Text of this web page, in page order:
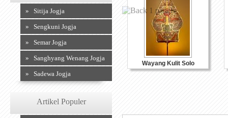
» Sitija Jogja
» Sengkuni Jogja
» Semar Jogja
» Sanghyang Wenang Jogja
» Sadewa Jogja
Artikel Populer
Wayang Kulit Solo